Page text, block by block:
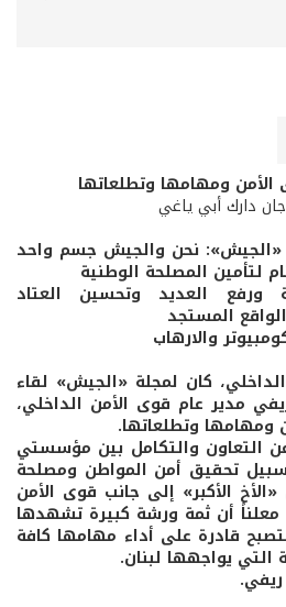
ومهامها وتطلعاتها
دارك أبي ياغي
«الجيش»: نحن والجيش جسم واحد
لتأمين المصلحة الوطنية
ورفع العديد وتحسين العتاد
المستجد
والارهاب
كان لمجلة «الجيش» لقاء
مدير عام قوى الأمن الداخلي،
ومهامها وتطلعاتها.
التعاون والتكامل بين مؤسستي
تحقيق أمن المواطن ومصلحة
الأكبر» إلى جانب قوى الأمن
أن ثمة ورشة كبيرة تشهدها
قادرة على أداء مهامها كافة
التي يواجهها لبنان.